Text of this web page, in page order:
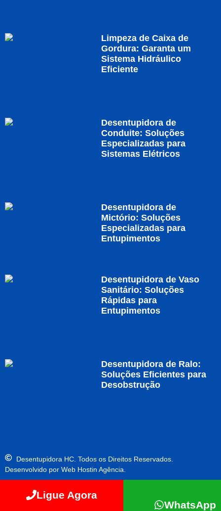
Limpeza de Caixa de
Gordura: Garanta um
Sistema Hidráulico
Eficiente
Desentupidora de
Conduite: Soluções
Especializadas para
Sistemas Elétricos
Desentupidora de
Mictório: Soluções
Especializadas para
Entupimentos
Desentupidora de Vaso
Sanitário: Soluções
Rápidas para
Entupimentos
Desentupidora de Ralo:
Soluções Eficientes para
Desobstrução
Desentupidora HC. Todos os Direitos Reservados.
Desenvolvido por Web Hostin Agência.
Ligue Agora
WhatsApp